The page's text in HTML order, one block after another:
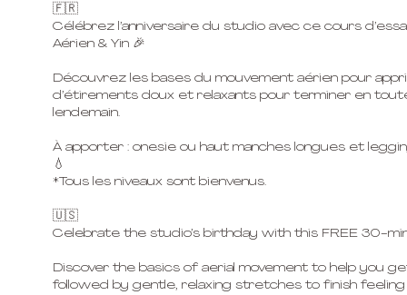
🇫🇷
Célébrez l’anniversaire du studio avec ce cours
Aérien & Yin 🎉
Découvrez les bases du mouvement aérien pour
d’étirements doux et relaxants pour terminer en
lendemain.
À apporter : onesie ou haut manches longues et
💧
*Tous les niveaux sont bienvenus.
🇺🇸
Celebrate the studio’s birthday with this FREE 30-
Discover the basics of aerial movement to help you
followed by gentle, relaxing stretches to finish